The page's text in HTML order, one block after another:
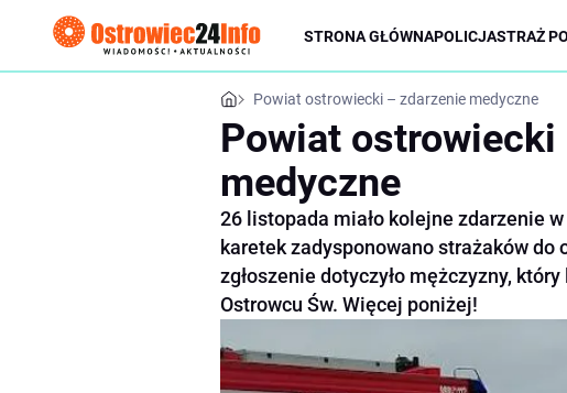
STRONA GŁÓWNAPOLICJASTRAŻ
Powiat ostrowiecki – zdarzenie medyczne
Powiat
medyczne
26 listopada miało kolejne zdarzenie
karetek zadysponowano strażaków do
zgłoszenie dotyczyło mężczyzny,
Ostrowcu Św. Więcej poniżej!